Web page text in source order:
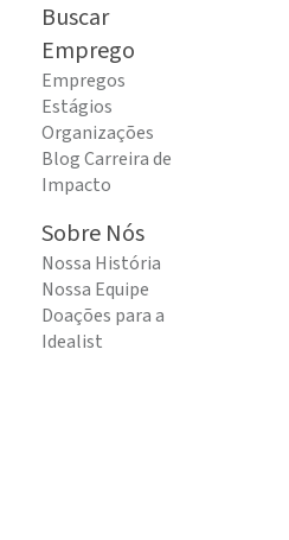
Buscar
Emprego
Empregos
Estágios
Organizações
Blog Carreira de
Impacto
Sobre Nós
Nossa História
Nossa Equipe
Doações para a
Idealist